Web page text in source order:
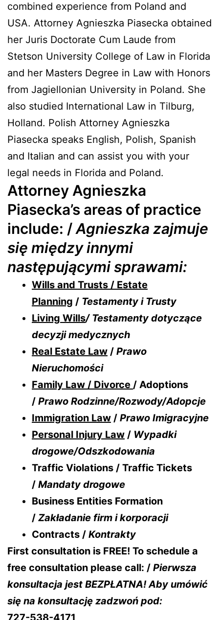
combined experience from Poland and
USA. Attorney Agnieszka Piasecka obtained
her Juris Doctorate Cum Laude from
Stetson University College of Law in Florida
and her Masters Degree in Law with Honors
from Jagiellonian University in Poland. She
also studied International Law in Tilburg,
Holland. Polish Attorney Agnieszka
Piasecka speaks English, Polish, Spanish
and Italian and can assist you with your
legal needs in Florida and Poland.
Attorney Agnieszka
Piasecka’s areas of practice
include: /Agnieszka zajmuje
się między innymi
następującymi sprawami:
Wills and Trusts / Estate
Planning / Testamenty i Trusty
Living Wills/ Testamenty dotyczące
decyzji medycznych
Real Estate Law / Prawo
Nieruchomości
Family Law / Divorce / Adoptions
/ Prawo Rodzinne/Rozwody/Adopcje
Immigration Law / Prawo Imigracyjne
Personal Injury Law / Wypadki
drogowe/Odszkodowania
Traffic Violations / Traffic Tickets
/ Mandaty drogowe
Business Entities Formation
/ Zakładanie firm i korporacji
Contracts / Kontrakty
First consultation is FREE! To schedule a
free consultation please call: / Pierwsza
konsultacja jest BEZPŁATNA! Aby umówić
się na konsultację zadzwoń pod: